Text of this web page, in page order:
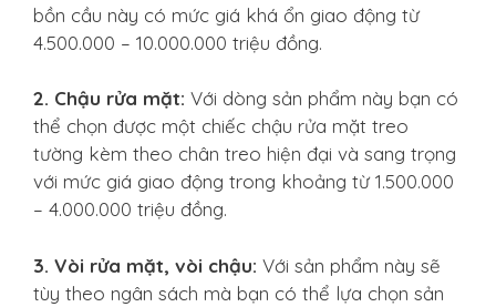
bồn cầu này có mức giá khá ổn giao động từ
4.500.000 – 10.000.000 triệu đồng.
2. Chậu rửa mặt: Với dòng sản phẩm này bạn có
thể chọn được một chiếc chậu rửa mặt treo
tường kèm theo chân treo hiện đại và sang trọng
với mức giá giao động trong khoảng từ 1.500.000
– 4.000.000 triệu đồng.
3. Vòi rửa mặt, vòi chậu: Với sản phẩm này sẽ
tùy theo ngân sách mà bạn có thể lựa chọn sản